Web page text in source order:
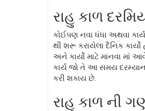
રાહુ કાળ
કોઈપણ નવા ધંધા અથવા
થી શરૂ કરાયેલા દૈનિક
અને કાર્યો માટે માનવા
કાર્ય જો તે આ સમય દરમ્યાન
કરી શકાય છે.
રાહુ કાળ ની